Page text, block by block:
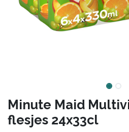
Minute Maid
flesjes 24x33cl